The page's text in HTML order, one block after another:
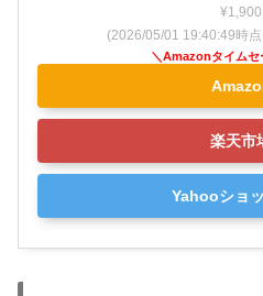
¥1,900
(2026/05/01 19:40:49時
楽天市
Yahooショ